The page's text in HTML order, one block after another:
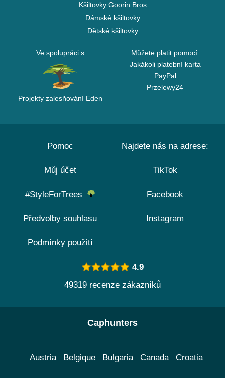
Kšiltovky Goorin Bros
Dámské kšiltovky
Dětské kšiltovky
Ve spolupráci s
Projekty zalesňování Eden
Můžete platit pomocí:
Jakákoli platební karta
PayPal
Przelewy24
Pomoc
Můj účet
#StyleForTrees
Předvolby souhlasu
Podmínky použití
Najdete nás na adrese:
TikTok
Facebook
Instagram
4.9
49319 recenze zákazníků
Caphunters
Austria Belgique Bulgaria Canada Croatia